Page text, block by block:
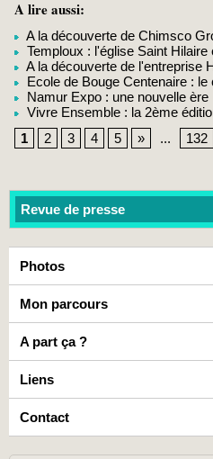
A lire aussi:
A la découverte de Chimsco
Temploux : l'église Saint Hilaire
A la découverte de l'entreprise
Ecole de Bouge Centenaire : le
Namur Expo : une nouvelle ère
Vivre Ensemble : la 2ème
1
2 3 4 5 » ... 132
Revue de presse
Photos
Mon parcours
A part ça ?
Liens
Contact